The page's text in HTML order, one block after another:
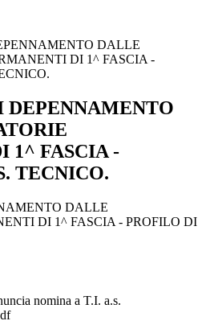
DALLE
DI 1^ FASCIA -
DEPENNAMENTO
1^ FASCIA -
TECNICO.
DALLE
DI 1^ FASCIA - PROFILO DI
nomina a T.I. a.s.